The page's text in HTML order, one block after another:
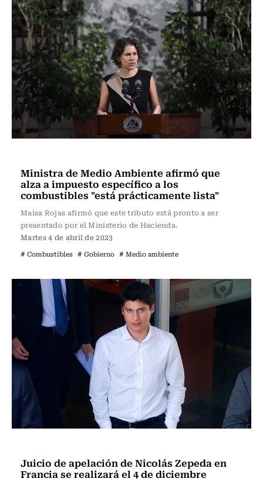
Ministra de Medio Ambiente afirmó que
alza a impuesto específico a los
combustibles "está prácticamente lista"
Maisa Rojas afirmó que este tributo está pronto a ser
presentado por el Ministerio de Hacienda.
Martes 4 de abril de 2023
# Combustibles # Gobierno # Medio ambiente
Juicio de apelación de Nicolás Zepeda en
Francia se realizará el 4 de diciembre